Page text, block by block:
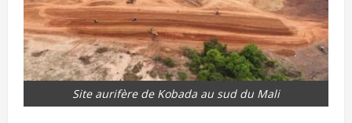
Site aurifère de Kobada au sud du Mali